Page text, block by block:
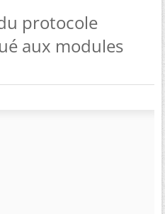
protocole
aux modules